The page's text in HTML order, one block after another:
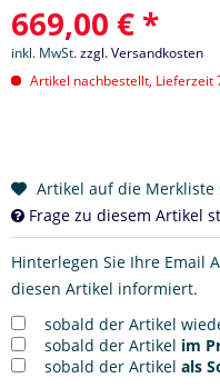
669,00 € *
inkl. MwSt.zzgl. Versandkosten
Artikel nachbestellt, Lieferzeit
Artikel auf die Merkliste
Frage zu diesem Artikel
Hinterlegen Sie Ihre Email
diesen Artikel informiert.
sobald der Artikel
sobald der Artikel im
sobald der Artikel als